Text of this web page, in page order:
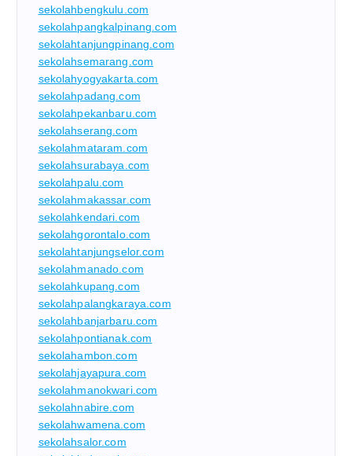
sekolahbengkulu.com
sekolahpangkalpinang.com
sekolahtanjungpinang.com
sekolahsemarang.com
sekolahyogyakarta.com
sekolahpadang.com
sekolahpekanbaru.com
sekolahserang.com
sekolahmataram.com
sekolahsurabaya.com
sekolahpalu.com
sekolahmakassar.com
sekolahkendari.com
sekolahgorontalo.com
sekolahtanjungselor.com
sekolahmanado.com
sekolahkupang.com
sekolahpalangkaraya.com
sekolahbanjarbaru.com
sekolahpontianak.com
sekolahambon.com
sekolahjayapura.com
sekolahmanokwari.com
sekolahnabire.com
sekolahwamena.com
sekolahsalor.com